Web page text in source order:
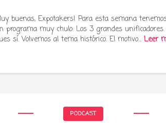
buenas, Expotakers! Para esta semana
programa muy chulo: Los 3 grandes unificadores.
sí. Volvemos al tema histórico. El motivo…Leer
PODCAST